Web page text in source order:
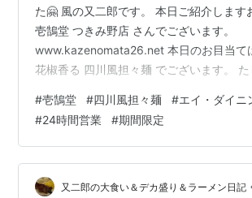
た🤗 風の又二郎です。 本日ご紹介します
壱鵠堂 つきみ野店 さんでございます。
www.kazenomata26.net 本日のお目当て
花椒香る 四川風担々麺 でございます。 た
下がって来たこの時期にピッタリですよね
なっていたんですが、ようやく行くことが
ちなみに壱鵠堂 つきみ野店さんは24時間
るありがたいお店でして、この日も夜勤
の訪問でございます。 この時間でもポツ
#壱鵠堂 #四川風担々麺 #エイ・ダイニ
#24時間営業 #期間限定
又二郎の大食い＆デカ盛り＆ラーメン日記